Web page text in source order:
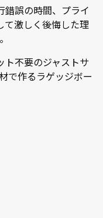
錯誤の時間、プライ
激しく後悔した理
ト不要のジャストサ
で作るラゲッジボー